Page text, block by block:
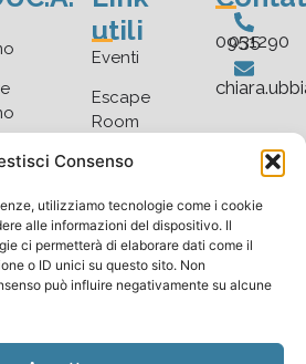
Consenso
utilizziamo tecnologie come i cookie
alle informazioni del dispositivo. Il
ci permetterà di elaborare dati come il
o ID unici su questo sito. Non
può influire negativamente su alcune
utili
Eventi
Escape
Room
Blog
Gallery
035 0951290
All rights reserved |Cookie Policy